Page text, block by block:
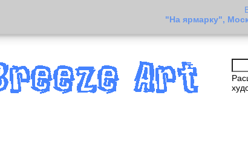
"На ярмарку",